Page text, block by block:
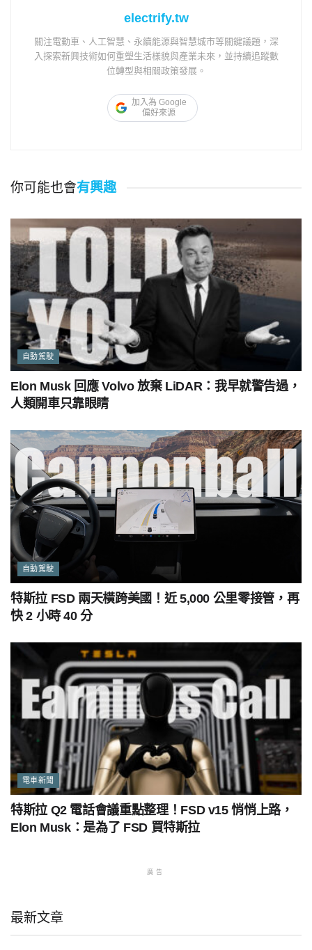
electrify.tw
關注電動車、人工智慧、永續能源與智慧城市等關鍵議題，深
入探索新興技術如何重塑生活樣貌與產業未來，並持續追蹤數
位轉型與相關政策發展。
加入為 Google
偏好來源
你可能也會有興趣
自動駕駛
Elon Musk 回應 Volvo 放棄 LiDAR：我早就警告過，
人類開車只靠眼睛
自動駕駛
特斯拉 FSD 兩天橫跨美國！近 5,000 公里零接管，再
快 2 小時 40 分
電車新聞
特斯拉 Q2 電話會議重點整理！FSD v15 悄悄上路，
Elon Musk：是為了 FSD 買特斯拉
廣告
最新文章